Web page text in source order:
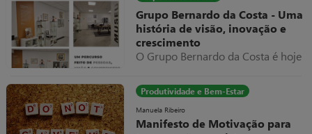
valor exorbitante, suponhamos
10.000€.
Grupo Bernardo da Costa - Uma
história de visão, inovação e
crescimento
O Grupo Bernardo da Costa é hoje
de evolução empresarial em
Portugal, destacando-se pela sua
capacidade de adaptação,
diversificação e internacionalização
Produtividade e Bem-Estar
Manuela Ribeiro
Manifesto de Motivação para